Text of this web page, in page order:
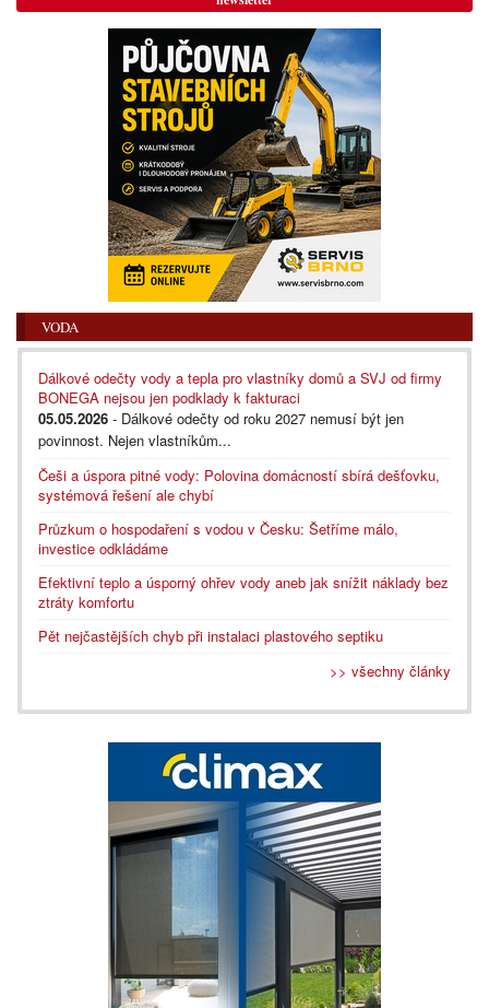
VODA
Dálkové odečty vody a tepla pro vlastníky domů a SVJ od firmy
BONEGA nejsou jen podklady k fakturaci
05.05.2026 - Dálkové odečty od roku 2027 nemusí být jen
povinnost. Nejen vlastníkům...
Češi a úspora pitné vody: Polovina domácností sbírá dešťovku,
systémová řešení ale chybí
Průzkum o hospodaření s vodou v Česku: Šetříme málo,
investice odkládáme
Efektivní teplo a úsporný ohřev vody aneb jak snížit náklady bez
ztráty komfortu
Pět nejčastějších chyb při instalaci plastového septiku
>> všechny články